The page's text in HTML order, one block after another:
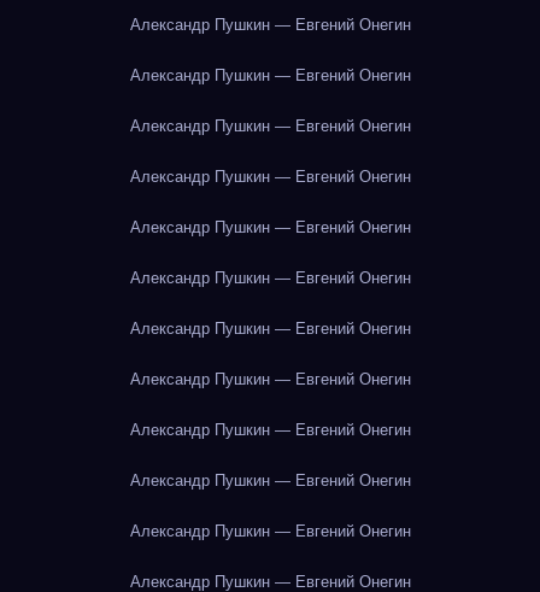
Александр Пушкин — Евгений Онегин
Александр Пушкин — Евгений Онегин
Александр Пушкин — Евгений Онегин
Александр Пушкин — Евгений Онегин
Александр Пушкин — Евгений Онегин
Александр Пушкин — Евгений Онегин
Александр Пушкин — Евгений Онегин
Александр Пушкин — Евгений Онегин
Александр Пушкин — Евгений Онегин
Александр Пушкин — Евгений Онегин
Александр Пушкин — Евгений Онегин
Александр Пушкин — Евгений Онегин